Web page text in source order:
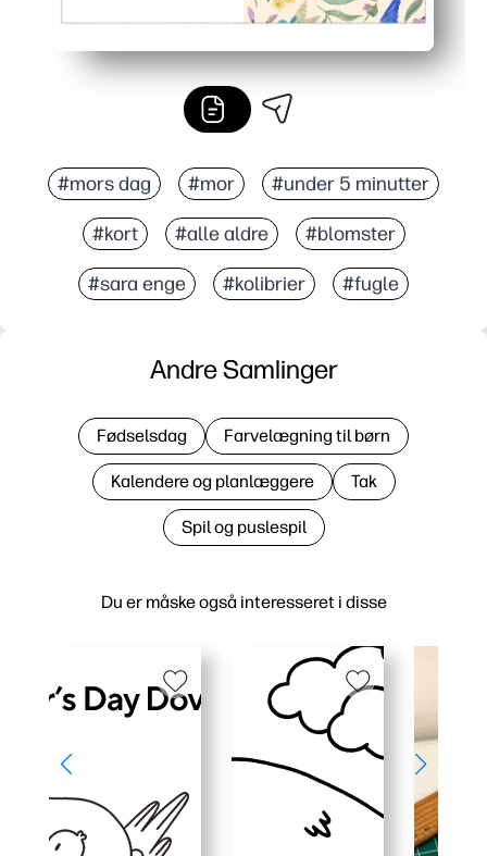
#mors dag #mor #under 5 minutter
#kort #alle aldre #blomster
#sara enge #kolibrier #fugle
Du er måske også interesseret i disse
Andre Samlinger
Fødselsdag Farvelægning til børn
Kalendere og planlæggere Tak
Spil og puslespil